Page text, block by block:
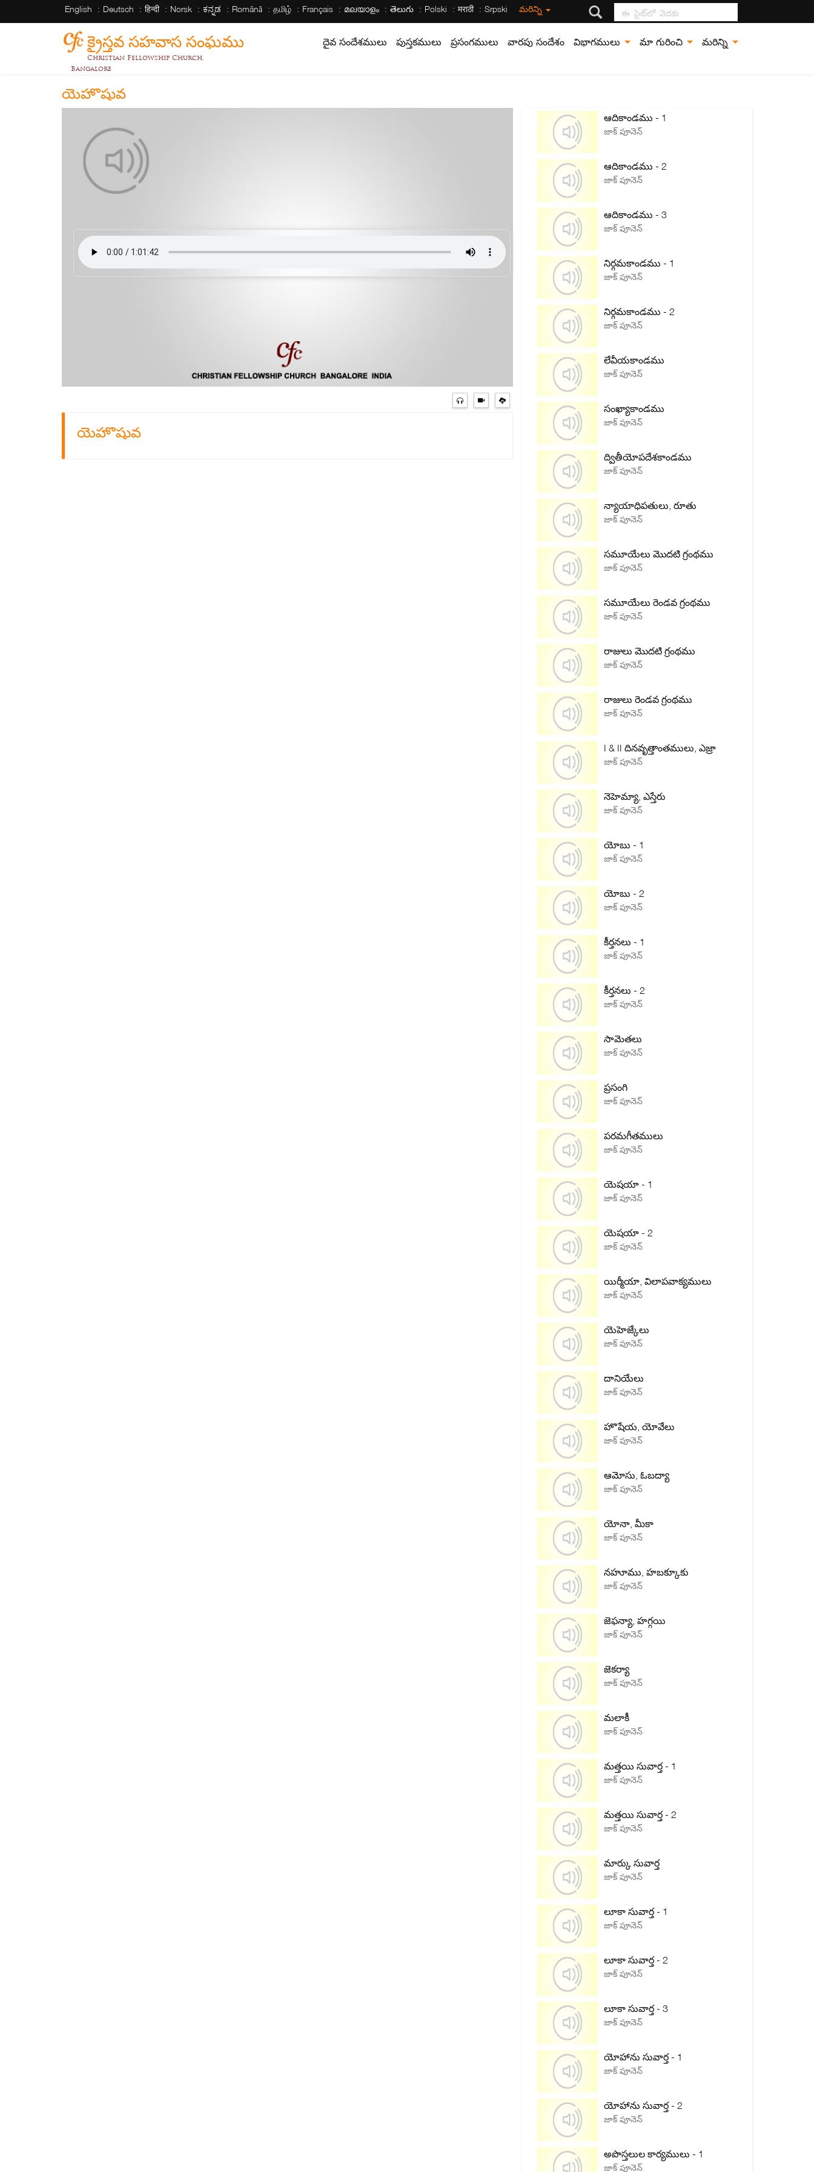
English Deutsch हिन्दी Norsk ಕನ್ನಡ Română தமிழ் Français മലയാളം తెలుగు Polski मराठी Srpski మరిన్ని ఈ సైట్‍లో వెదకు
క్రైస్తవ సహవాస సంఘము
Christian Fellowship Church,
Bangalore
దైవ సందేశములు పుస్తకములు ప్రసంగములు వారపు సందేశం విభాగములు మా గురించి మరిన్ని
యెహొషువ
యెహొషువ
ఆదికాండము - 1
జాక్ పూనెన్
ఆదికాండము - 2
జాక్ పూనెన్
ఆదికాండము - 3
జాక్ పూనెన్
నిర్గమకాండము - 1
జాక్ పూనెన్
నిర్గమకాండము - 2
జాక్ పూనెన్
లేవీయకాండము
జాక్ పూనెన్
సంఖ్యాకాండము
జాక్ పూనెన్
ద్వితీయోపదేశకాండము
జాక్ పూనెన్
న్యాయాధిపతులు, రూతు
జాక్ పూనెన్
సమూయేలు మొదటి గ్రంథము
జాక్ పూనెన్
సమూయేలు రెండవ గ్రంథము
జాక్ పూనెన్
రాజులు మొదటి గ్రంథము
జాక్ పూనెన్
రాజులు రెండవ గ్రంథము
జాక్ పూనెన్
I & II దినవృత్తాంతములు, ఎజ్రా
జాక్ పూనెన్
నెహెమ్యా, ఎస్తేరు
జాక్ పూనెన్
యోబు - 1
జాక్ పూనెన్
యోబు - 2
జాక్ పూనెన్
కీర్తనలు - 1
జాక్ పూనెన్
కీర్తనలు - 2
జాక్ పూనెన్
సామెతలు
జాక్ పూనెన్
ప్రసంగి
జాక్ పూనెన్
పరమగీతములు
జాక్ పూనెన్
యెషయా - 1
జాక్ పూనెన్
యెషయా - 2
జాక్ పూనెన్
యిర్మీయా, విలాపవాక్యములు
జాక్ పూనెన్
యెహెజ్కేలు
జాక్ పూనెన్
దానియేలు
జాక్ పూనెన్
హొషేయ, యోవేలు
జాక్ పూనెన్
ఆమోసు, ఓబద్యా
జాక్ పూనెన్
యోనా, మీకా
జాక్ పూనెన్
నహూము, హబక్కూకు
జాక్ పూనెన్
జెఫన్యా, హగ్గయి
జాక్ పూనెన్
జెకర్యా
జాక్ పూనెన్
మలాకీ
జాక్ పూనెన్
మత్తయి సువార్త - 1
జాక్ పూనెన్
మత్తయి సువార్త - 2
జాక్ పూనెన్
మార్కు సువార్త
జాక్ పూనెన్
లూకా సువార్త - 1
జాక్ పూనెన్
లూకా సువార్త - 2
జాక్ పూనెన్
లూకా సువార్త - 3
జాక్ పూనెన్
యోహాను సువార్త - 1
జాక్ పూనెన్
యోహాను సువార్త - 2
జాక్ పూనెన్
అపొస్తలుల కార్యములు - 1
జాక్ పూనెన్